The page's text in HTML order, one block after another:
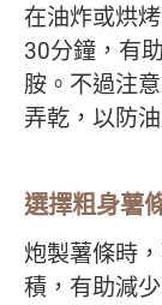
在油炸或烘
30分鐘，有
胺。不過注
弄乾，以防
選擇粗身薯
炮製薯條時
積，有助減